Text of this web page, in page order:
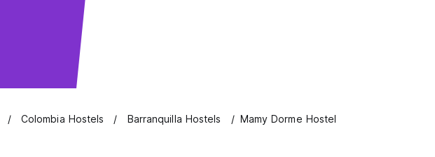
Colombia Hostels Barranquilla Hostels Mamy Dorme Hostel